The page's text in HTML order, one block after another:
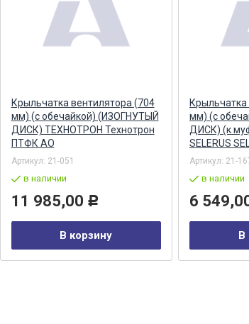
Крыльчатка вентилятора (704
мм) (с обечайкой) (ИЗОГНУТЫЙ
ДИСК) ТЕХНОТРОН Технотрон
ПТФК АО
Артикул: 21-051
в наличии
11 985,00 Р
В корзину
Крыльчатка
мм) (с
ДИСК) (к
SELERUS
Артикул: 21-
в наличии
6
В